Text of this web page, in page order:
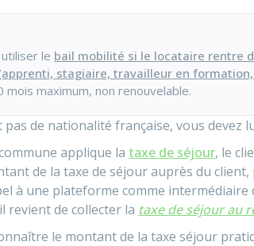
le bail mobilité si le locataire rentre
stagiaire, travailleur en
mois maximum, non renouvelable.
pas de nationalité française, vous devez
applique la taxe de séjour, le
de la taxe de séjour auprès du client,
à une plateforme comme intermédiaire
revient de collecter la taxe de séjour au
le montant de la taxe séjour